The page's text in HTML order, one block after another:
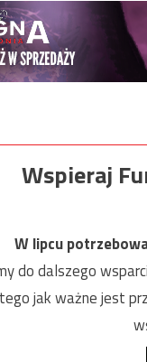
Wspieraj
W lipcu
do dalszego
jak ważne jest